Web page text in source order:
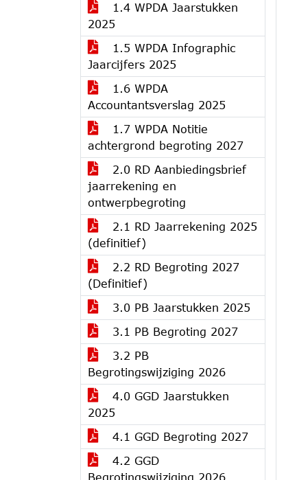
1.4 WPDA Jaarstukken
2025
1.5 WPDA Infographic
Jaarcijfers 2025
1.6 WPDA
Accountantsverslag 2025
1.7 WPDA Notitie
achtergrond begroting 2027
2.0 RD Aanbiedingsbrief
jaarrekening en
ontwerpbegroting
2.1 RD Jaarrekening 2025
(definitief)
2.2 RD Begroting 2027
(Definitief)
3.0 PB Jaarstukken 2025
3.1 PB Begroting 2027
3.2 PB
Begrotingswijziging 2026
4.0 GGD Jaarstukken
2025
4.1 GGD Begroting 2027
4.2 GGD
Begrotingswijziging 2026